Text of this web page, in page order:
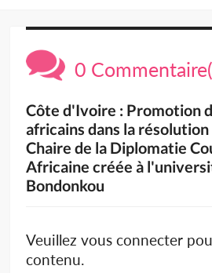
0
Côte d'Ivoire : Promotion
africains dans la
Chaire de la Diplomatie
Africaine créée à
Bondonkou
Veuillez vous connecter
contenu.